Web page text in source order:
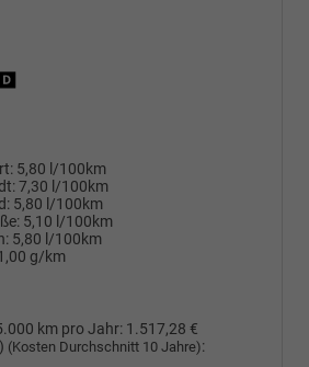
5,80 l/100km
7,30 l/100km
5,80 l/100km
5,10 l/100km
5,80 l/100km
g/km
km pro Jahr: 1.517,28 €
(Kosten Durchschnitt 10 Jahre):